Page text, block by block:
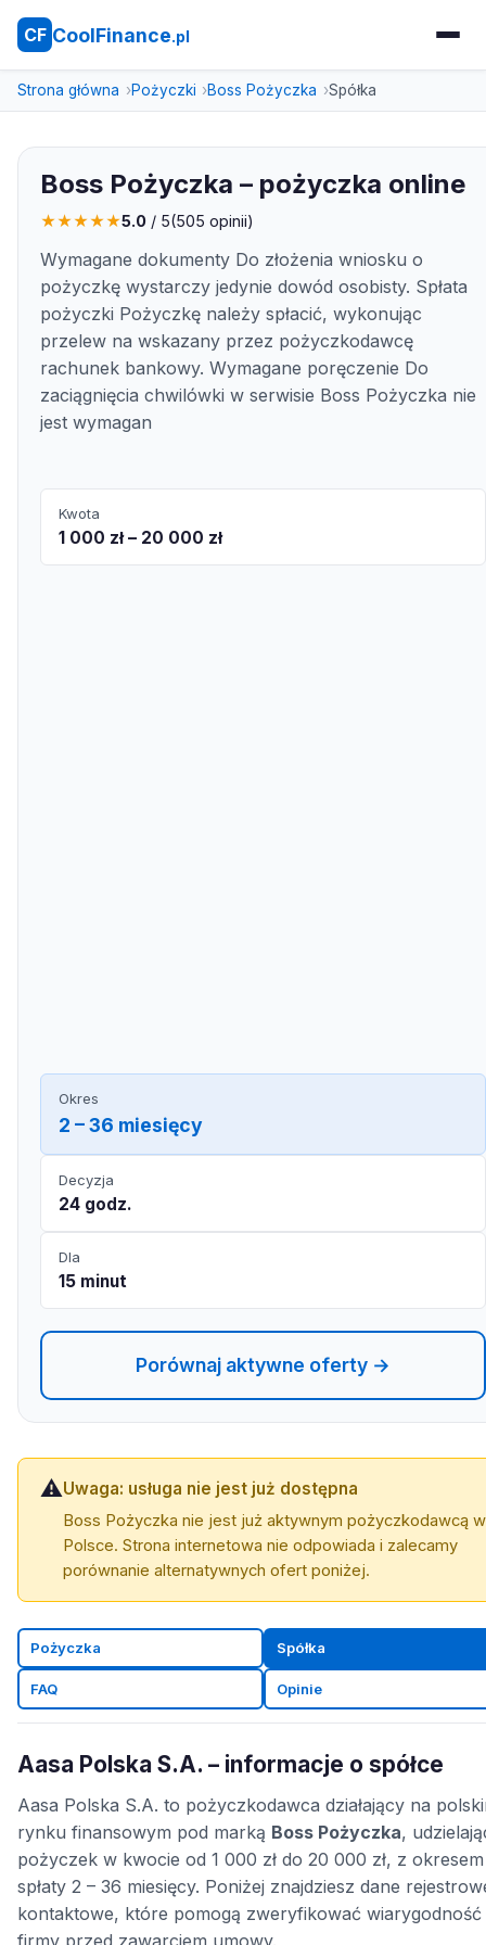
CF CoolFinance.pl
Strona główna Pożyczki Boss Pożyczka Spółka
Boss Pożyczka – pożyczka online
★★★★★5.0 / 5(505 opinii)
Wymagane dokumenty Do złożenia wniosku o
pożyczkę wystarczy jedynie dowód osobisty. Spłata
pożyczki Pożyczkę należy spłacić, wykonując
przelew na wskazany przez pożyczkodawcę
rachunek bankowy. Wymagane poręczenie Do
zaciągnięcia chwilówki w serwisie Boss Pożyczka nie
jest wymagan
Kwota
1 000 zł – 20 000 zł
Okres
2 – 36 miesięcy
Decyzja
24 godz.
Dla
15 minut
Porównaj aktywne oferty →
⚠️Uwaga: usługa nie jest już dostępna
Boss Pożyczka nie jest już aktywnym pożyczkodawcą w
Polsce. Strona internetowa nie odpowiada i zalecamy
porównanie alternatywnych ofert poniżej.
Pożyczka Spółka
FAQ Opinie
Aasa Polska S.A. – informacje o spółce
Aasa Polska S.A. to pożyczkodawca działający na
rynku finansowym pod marką Boss Pożyczka,
pożyczek w kwocie od 1 000 zł do 20 000 zł, z okresem
spłaty 2 – 36 miesięcy. Poniżej znajdziesz dane
kontaktowe, które pomogą zweryfikować wiarygodność